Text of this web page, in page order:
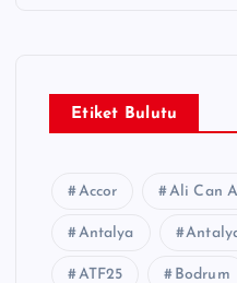
Etiket Bulutu
Accor Ali Can
Antalya
ATF25 Bodrum